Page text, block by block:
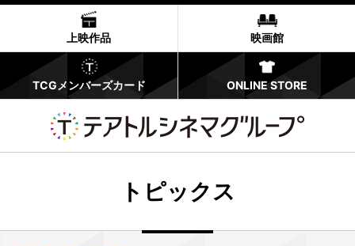
上映作品 映画館
TCGメンバーズカード ONLINE STORE
トピックス